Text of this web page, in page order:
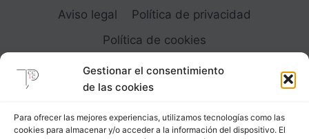
Gestionar el consentimiento
de las cookies
Para ofrecer las mejores experiencias, utilizamos tecnologías como las
cookies para almacenar y/o acceder a la información del dispositivo. El
Aviso legal
Política de privacidad
Política de cookies